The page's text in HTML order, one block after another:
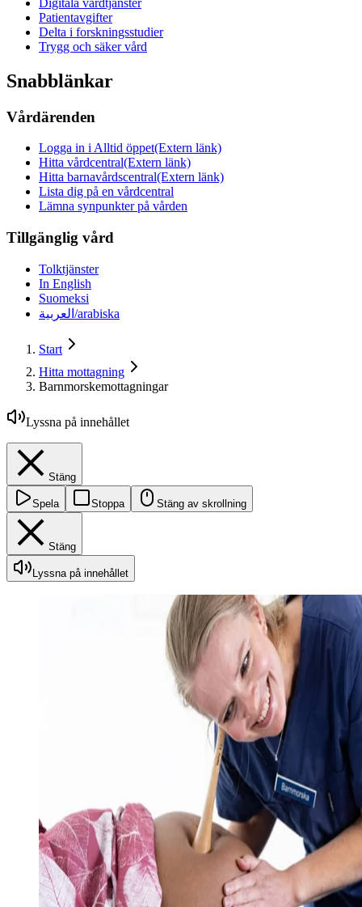
Patientavgifter
Delta i forskningsstudier
Trygg och säker vård
Snabblänkar
Vårdärenden
Logga in i Alltid öppet(Extern länk)
Hitta vårdcentral(Extern länk)
Hitta barnavårdscentral(Extern länk)
Lista dig på en vårdcentral
Lämna synpunkter på vården
Tillgänglig vård
Tolktjänster
In English
Suomeksi
العربية/arabiska
Start
Hitta mottagning
Barnmorskemottagningar
Lyssna på innehållet
Stäng
Spela Stoppa Stäng av skrollning
Stäng
Lyssna på innehållet